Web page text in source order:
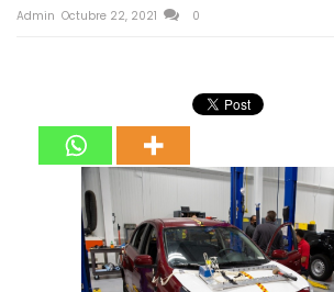
Admin Octubre 22, 2021 0